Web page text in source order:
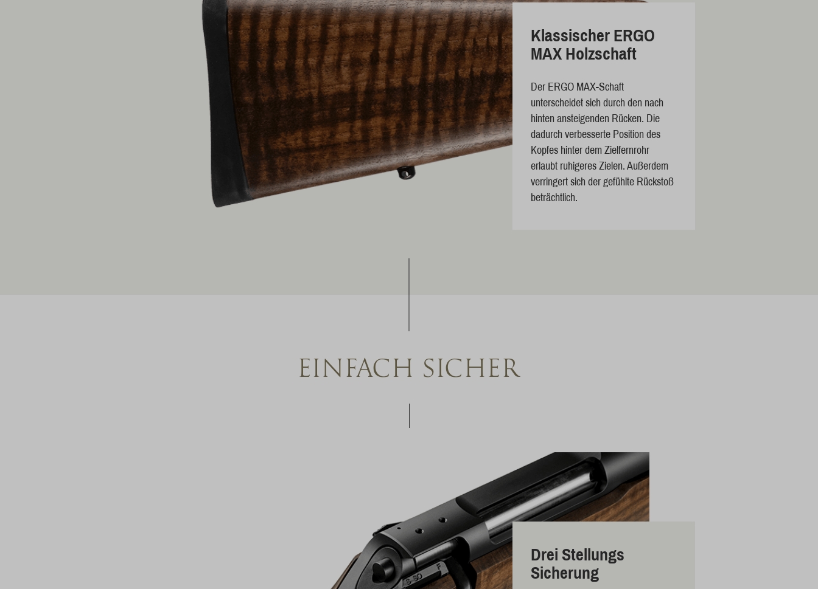
Klassischer ERGO
MAX Holzschaft
Der ERGO MAX-Schaft
unterscheidet sich durch den nach
hinten ansteigenden Rücken. Die
dadurch verbesserte Position des
Kopfes hinter dem Zielfernrohr
erlaubt ruhigeres Zielen. Außerdem
verringert sich der gefühlte Rückstoß
beträchtlich.
EINFACH SICHER
Drei Stellungs
Sicherung